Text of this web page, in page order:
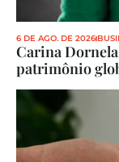
6 DE AGO. DE 2026
Carina
patrimônio